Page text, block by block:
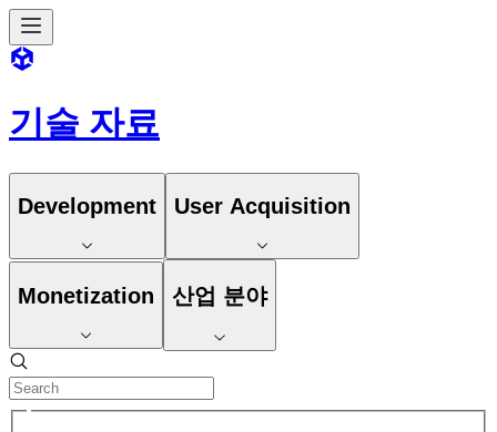
기술 자료
Development User Acquisition
Monetization 산업 분야